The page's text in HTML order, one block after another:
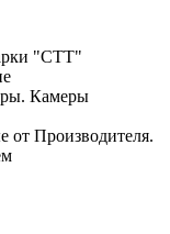
"СТТ"
Камеры
Производителя.